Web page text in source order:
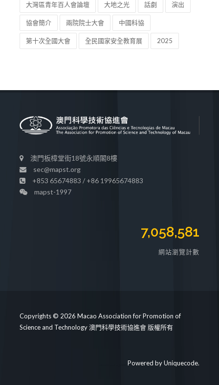
大灣區青年百人會論壇 大地之光 話劇 演出
協會簡介 兩院院士大會 中國科協
第十次全國大會 全民國家安全教育展 2025
澳門板樟堂街18號永順閣8樓
sec@mapst.org
+853 65674883 / +86 19965674883
mapst-1997
7,058,581
網站瀏覽計數
Copyrights © 2026 Macao Association for Promotion of
Science and Technology 澳門科學技術協進會 版權所有
Powered byUniquecode.